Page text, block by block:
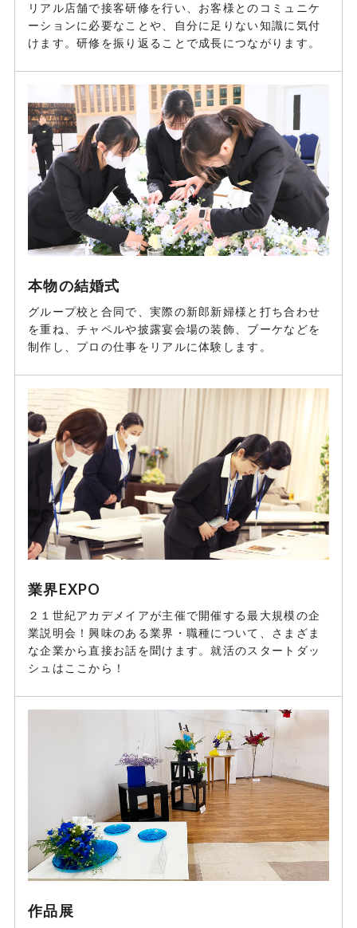
リアル店舗で接客研修を行い、お客様とのコミュニケ
ーションに必要なことや、自分に足りない知識に気付
けます。研修を振り返ることで成長につながります。
本物の結婚式
グループ校と合同で、実際の新郎新婦様と打ち合わせ
を重ね、チャペルや披露宴会場の装飾、ブーケなどを
制作し、プロの仕事をリアルに体験します。
業界EXPO
２１世紀アカデメイアが主催で開催する最大規模の企
業説明会！興味のある業界・職種について、さまざま
な企業から直接お話を聞けます。就活のスタートダッ
シュはここから！
作品展